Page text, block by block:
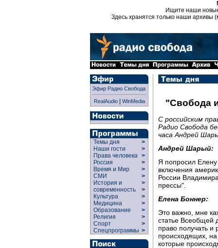
Ищите наши
Здесь хранятся только наши архивы
Эфир Радио Свобода
RealAudio| WinMedia
Темы дня
>
Наши гости
>
Права человека >
Россия
>
Время и Мир
>
СМИ
>
История и
современность
>
>
Культура
>
Медицина
>
Образование
>
Религия
>
Спорт
>
Спецпрограммы >
"Свобода
С российским
Радио Свобода
часа Андрей
Андрей Шарый:
Я попросил
включения
России
прессы".
Елена Боннер:
Это важно, мне
статье Всеобщей
право получать
происходящих,
которые